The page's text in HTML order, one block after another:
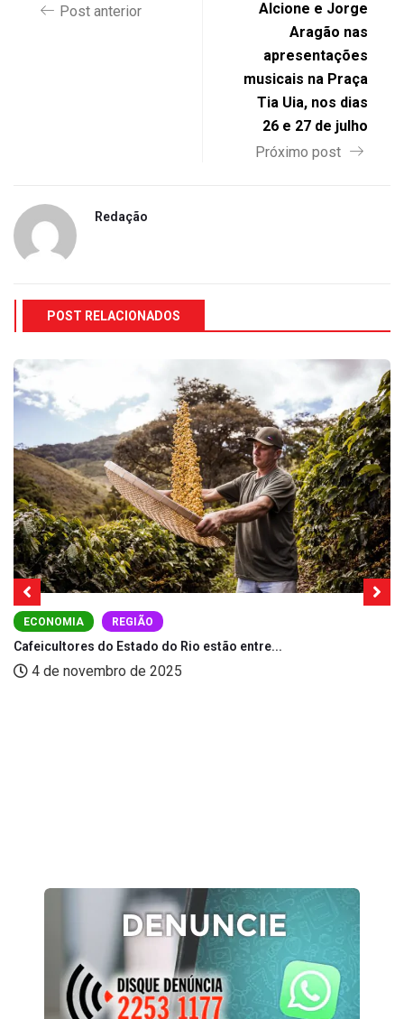
Post anterior
Alcione e Jorge
Aragão nas
apresentações
musicais na Praça
Tia Uia, nos dias
26 e 27 de julho
Próximo post
Redação
POST RELACIONADOS
ECONOMIA REGIÃO
Cafeicultores do Estado do Rio estão entre...
4 de novembro de 2025